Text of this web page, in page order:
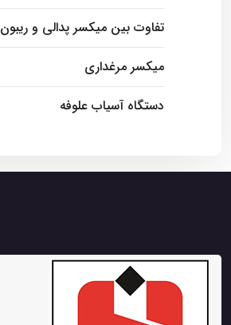
تفاوت بین میکسر پدالی و ریبون
میکسر مرغداری
دستگاه آسیاب علوفه